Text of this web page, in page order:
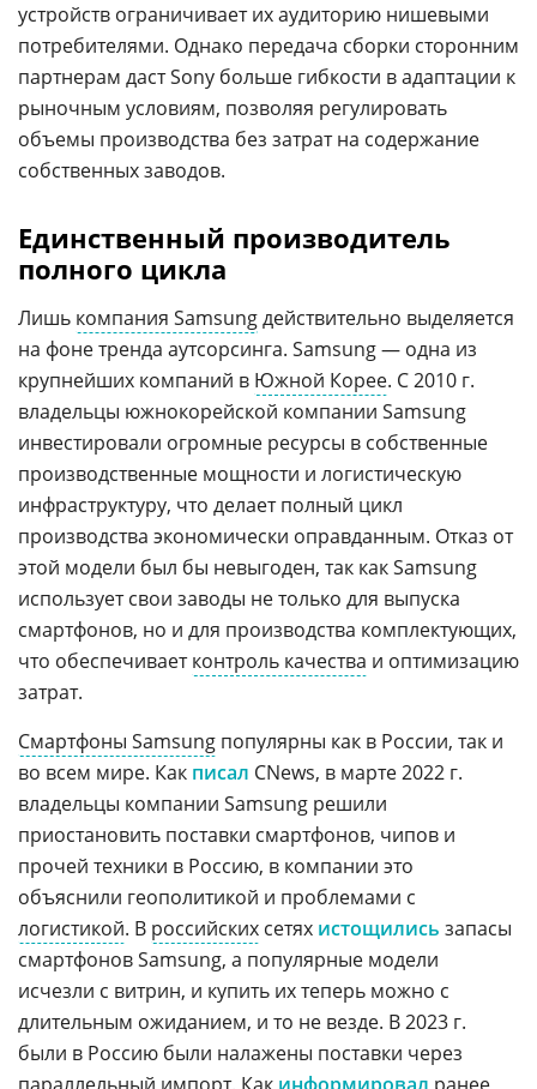
устройств ограничивает их аудиторию нишевыми
потребителями. Однако передача сборки сторонним
партнерам даст Sony больше гибкости в адаптации к
рыночным условиям, позволяя регулировать
объемы производства без затрат на содержание
собственных заводов.
Единственный производитель
полного цикла
Лишь компания Samsungдействительно выделяется
на фоне тренда аутсорсинга. Samsung — одна из
крупнейших компаний в Южной Корее. C 2010 г.
владельцы южнокорейской компании Samsung
инвестировали огромные ресурсы в собственные
производственные мощности и логистическую
инфраструктуру, что делает полный цикл
производства экономически оправданным. Отказ от
этой модели был бы невыгоден, так как Samsung
использует свои заводы не только для выпуска
смартфонов, но и для производства комплектующих,
что обеспечиваетконтроль качества и оптимизацию
затрат.
Смартфоны Samsung популярны как в России, так и
во всем мире. Как писал CNews, в марте 2022 г.
владельцы компании Samsung решили
приостановить поставки смартфонов, чипов и
прочей техники в Россию, в компании это
объяснили геополитикой и проблемами с
логистикой. В российских сетях истощились запасы
смартфонов Samsung, а популярные модели
исчезли с витрин, и купить их теперь можно с
длительным ожиданием, и то не везде. В 2023 г.
были в Россию были налажены поставки через